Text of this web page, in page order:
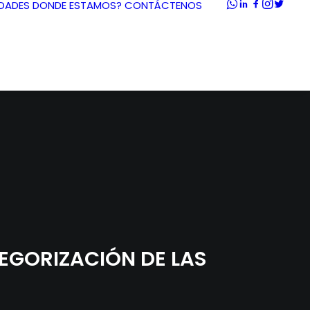
DONDE ESTAMOS? CONTÁCTENOS
DE LAS